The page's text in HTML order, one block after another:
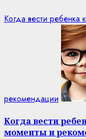
Когда вести ребенка
рекомендации
Когда вести
моменты и